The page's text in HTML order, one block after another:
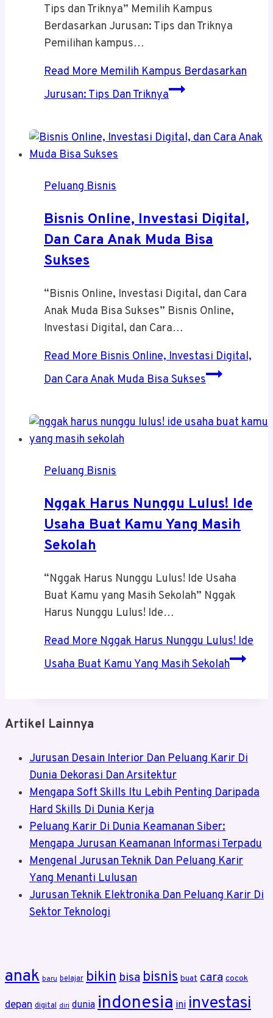
Tips dan Triknya” Memilih Kampus
Berdasarkan Jurusan: Tips dan Triknya
Pemilihan kampus…
Read MoreMemilih Kampus Berdasarkan
Jurusan: Tips Dan Triknya
Peluang Bisnis
Bisnis Online, Investasi Digital,
Dan Cara Anak Muda Bisa
Sukses
“Bisnis Online, Investasi Digital, dan Cara
Anak Muda Bisa Sukses” Bisnis Online,
Investasi Digital, dan Cara…
Read MoreBisnis Online, Investasi Digital,
Dan Cara Anak Muda Bisa Sukses
Peluang Bisnis
Nggak Harus Nunggu Lulus! Ide
Usaha Buat Kamu Yang Masih
Sekolah
“Nggak Harus Nunggu Lulus! Ide Usaha
Buat Kamu yang Masih Sekolah” Nggak
Harus Nunggu Lulus! Ide…
Read MoreNggak Harus Nunggu Lulus! Ide
Usaha Buat Kamu Yang Masih Sekolah
Artikel Lainnya
Jurusan Desain Interior Dan Peluang Karir Di
Dunia Dekorasi Dan Arsitektur
Mengapa Soft Skills Itu Lebih Penting Daripada
Hard Skills Di Dunia Kerja
Peluang Karir Di Dunia Keamanan Siber:
Mengapa Jurusan Keamanan Informasi Terpadu
Mengenal Jurusan Teknik Dan Peluang Karir
Yang Menanti Lulusan
Jurusan Teknik Elektronika Dan Peluang Karir Di
Sektor Teknologi
anak baru belajar bikin bisa bisnis buat cara cocok
depan digital diri dunia indonesia ini investasi